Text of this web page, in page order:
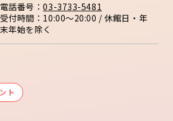
電話番号：03-3733-5481
受付時間：10:00～20:00 / 休館日・年
末年始を除く
ト